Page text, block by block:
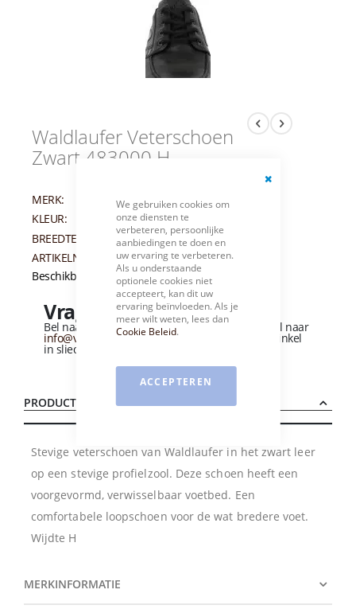
We gebruiken cookies om
onze diensten te
verbeteren, persoonlijke
aanbiedingen te doen en
uw ervaring te verbeteren.
Als u onderstaande
optionele cookies niet
accepteert, kan dit uw
ervaring beïnvloeden. Als je
meer wilt weten, lees dan
Cookie Beleid.
ACCEPTEREN
Waldlaufer Veterschoen
Zwart 483000 H
MERK:
WALDLAUFER
KLEUR:
ZWART
BREEDTEMAAT:
H
ARTIKELNUMMER:
002450
Beschikbaarheid: Niet op voorraad
Vragen over dit product?
Bel naar +31 (0)184 - 412 135of stuur een e-mail naar
info@vandervliesschoenen.nl of bezoek onze winkel
in sliedrecht
PRODUCTBESCHRIJVING
Stevige veterschoen van Waldlaufer in het zwart leer
op een stevige profielzool. Deze schoen heeft een
voorgevormd, verwisselbaar voetbed. Een
comfortabele loopschoen voor de wat bredere voet.
Wijdte H
MERKINFORMATIE